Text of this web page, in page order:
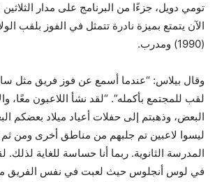
تومي دويل، جزءًا من البرنامج على مدار
الآن يتمتع بميزة نادرة تتمثل في الفوز بلقب
(1990) ومدرب.
وقال بيلاس: “عندما أسمع عن فوز فريق مثل
لقب للمجتمع بأكمله”. “لقد نشأ اللاعبون معًا،
البعض، وذهبتم إلى حفلات أعياد ميلاد بعضكم
ليسوا لاعبين تم جلبهم من مناطق أخرى ومن
المدرسة الثانوية. ربما أنا حساسة للغاية
في لوس أنجلوس حيث لعبت في نفس الفريق